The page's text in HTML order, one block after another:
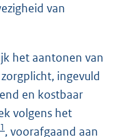
van
het aantonen van
ingevuld
en kostbaar
volgens het
, voorafgaand aan